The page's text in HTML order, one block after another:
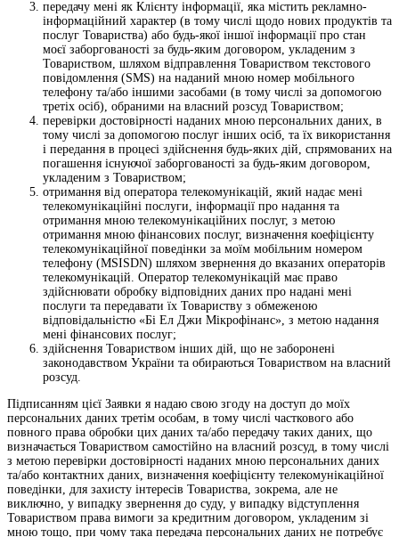
передачу мені як Клієнту інформації, яка містить рекламно-
інформаційний характер (в тому числі щодо нових продуктів та
послуг Товариства) або будь-якої іншої інформації про стан
моєї заборгованості за будь-яким договором, укладеним з
Товариством, шляхом відправлення Товариством текстового
повідомлення (SMS) на наданий мною номер мобільного
телефону та/або іншими засобами (в тому числі за допомогою
третіх осіб), обраними на власний розсуд Товариством;
перевірки достовірності наданих мною персональних даних, в
тому числі за допомогою послуг інших осіб, та їх використання
і передання в процесі здійснення будь-яких дій, спрямованих на
погашення існуючої заборгованості за будь-яким договором,
укладеним з Товариством;
отримання від оператора телекомунікацій, який надає мені
телекомунікаційні послуги, інформації про надання та
отримання мною телекомунікаційних послуг, з метою
отримання мною фінансових послуг, визначення коефіцієнту
телекомунікаційної поведінки за моїм мобільним номером
телефону (MSISDN) шляхом звернення до вказаних операторів
телекомунікацій. Оператор телекомунікацій має право
здійснювати обробку відповідних даних про надані мені
послуги та передавати їх Товариству з обмеженою
відповідальністю «Бі Ел Джи Мікрофінанс», з метою надання
мені фінансових послуг;
здійснення Товариством інших дій, що не заборонені
законодавством України та обираються Товариством на власний
розсуд.
Підписанням цієї Заявки я надаю свою згоду на доступ до моїх
персональних даних третім особам, в тому числі часткового або
повного права обробки цих даних та/або передачу таких даних, що
визначається Товариством самостійно на власний розсуд, в тому числі
з метою перевірки достовірності наданих мною персональних даних
та/або контактних даних, визначення коефіцієнту телекомунікаційної
поведінки, для захисту інтересів Товариства, зокрема, але не
виключно, у випадку звернення до суду, у випадку відступлення
Товариством права вимоги за кредитним договором, укладеним зі
мною тощо, при чому така передача персональних даних не потребує